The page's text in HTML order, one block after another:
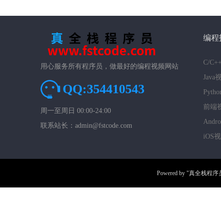
用心服务所有程序员，做最好的编程视频网站
QQ:354410543
周一至周日 00:00-24:00
联系站长：admin@fstcode.com
编程
C/
Java
前端
iOS
Powered by "真全栈程序